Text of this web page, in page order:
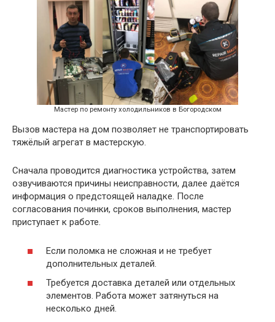
Мастер по ремонту холодильников в Богородском
Вызов мастера на дом позволяет не транспортировать
тяжёлый агрегат в мастерскую.
Сначала проводится диагностика устройства, затем
озвучиваются причины неисправности, далее даётся
информация о предстоящей наладке. После
согласования починки, сроков выполнения, мастер
приступает к работе.
Если поломка не сложная и не требует
дополнительных деталей.
Требуется доставка деталей или отдельных
элементов. Работа может затянуться на
несколько дней.